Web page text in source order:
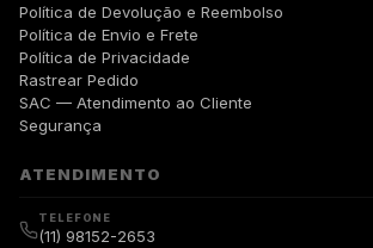
Política de Devolução e Reembolso
Política de Envio e Frete
Política de Privacidade
Rastrear Pedido
SAC — Atendimento ao Cliente
Segurança
ATENDIMENTO
TELEFONE
(11) 98152-2653